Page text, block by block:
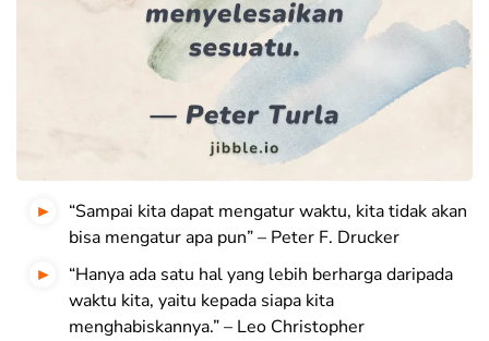
“Sampai kita dapat mengatur waktu, kita tidak akan
bisa mengatur apa pun” – Peter F. Drucker
“Hanya ada satu hal yang lebih berharga daripada
waktu kita, yaitu kepada siapa kita
menghabiskannya.” – Leo Christopher